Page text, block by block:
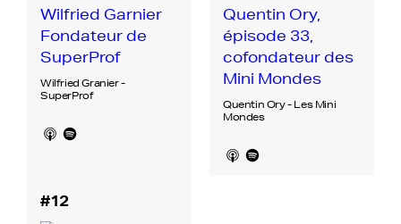
Wilfried Granier -
SuperProf
Quentin Ory - Les Mini
Mondes
#12